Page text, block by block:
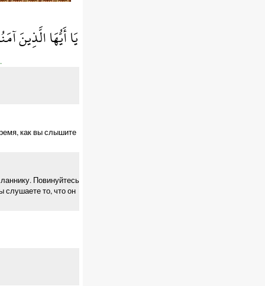
يَا أَيُّهَا الَّذِينَ
как вы слышите
Повинуйтесь
слушаете то, что он